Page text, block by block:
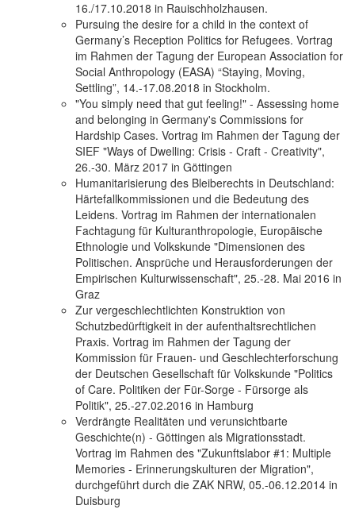
16./17.10.2018 in Rauischholzhausen.
Pursuing the desire for a child in the context of
Germany’s Reception Politics for Refugees. Vortrag
im Rahmen der Tagung der European Association for
Social Anthropology (EASA) “Staying, Moving,
Settling”, 14.-17.08.2018 in Stockholm.
"You simply need that gut feeling!" - Assessing home
and belonging in Germany's Commissions for
Hardship Cases. Vortrag im Rahmen der Tagung der
SIEF "Ways of Dwelling: Crisis - Craft - Creativity",
26.-30. März 2017 in Göttingen
Humanitarisierung des Bleiberechts in Deutschland:
Härtefallkommissionen und die Bedeutung des
Leidens. Vortrag im Rahmen der internationalen
Fachtagung für Kulturanthropologie, Europäische
Ethnologie und Volkskunde "Dimensionen des
Politischen. Ansprüche und Herausforderungen der
Empirischen Kulturwissenschaft", 25.-28. Mai 2016 in
Graz
Zur vergeschlechtlichten Konstruktion von
Schutzbedürftigkeit in der aufenthaltsrechtlichen
Praxis. Vortrag im Rahmen der Tagung der
Kommission für Frauen- und Geschlechterforschung
der Deutschen Gesellschaft für Volkskunde "Politics
of Care. Politiken der Für-Sorge - Fürsorge als
Politik", 25.-27.02.2016 in Hamburg
Verdrängte Realitäten und verunsichtbarte
Geschichte(n) - Göttingen als Migrationsstadt.
Vortrag im Rahmen des "Zukunftslabor #1: Multiple
Memories - Erinnerungskulturen der Migration",
durchgeführt durch die ZAK NRW, 05.-06.12.2014 in
Duisburg